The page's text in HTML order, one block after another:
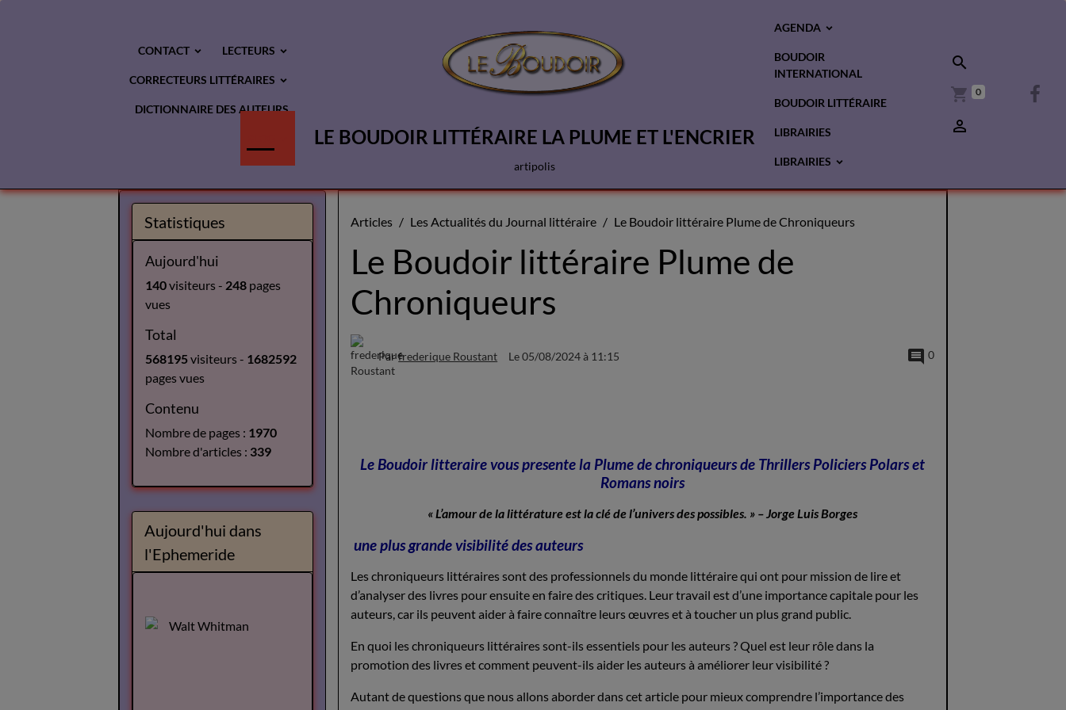
CONTACT LECTEURS
CORRECTEURS LITTÉRAIRES
DICTIONNAIRE DES AUTEURS
LE BOUDOIR LITTÉRAIRE LA PLUME ET L'ENCRIER
artipolis
AGENDA
BOUDOIR
INTERNATIONAL
BOUDOIR LITTÉRAIRE
LIBRAIRIES
LIBRAIRIES
0
Articles Les Actualités du Journal littéraire Le Boudoir littéraire Plume de Chroniqueurs
Le Boudoir littéraire Plume de
Chroniqueurs
Parfrederique Roustant Le 05/08/2024à 11:15 0
Le Boudoir litteraire vous presente la Plume de chroniqueurs de Thrillers Policiers Polars et
Romans noirs
« L’amour de la littérature est la clé de l’univers des possibles. » – Jorge Luis Borges
une plus grande visibilité des auteurs
Les chroniqueurs littéraires sont des professionnels du monde littéraire qui ont pour mission de lire et
d’analyser des livres pour ensuite en faire des critiques. Leur travail est d’une importance capitale pour les
auteurs, car ils peuvent aider à faire connaître leurs œuvres et à toucher un plus grand public.
En quoi les chroniqueurs littéraires sont-ils essentiels pour les auteurs ? Quel est leur rôle dans la
promotion des livres et comment peuvent-ils aider les auteurs à améliorer leur visibilité ?
Autant de questions que nous allons aborder dans cet article pour mieux comprendre l’importance des
Statistiques
Aujourd'hui
140visiteurs - 248 pages
vues
Total
568195visiteurs - 1682592
pages vues
Contenu
Nombre de pages : 1970
Nombre d'articles : 339
Aujourd'hui dans
l'Ephemeride